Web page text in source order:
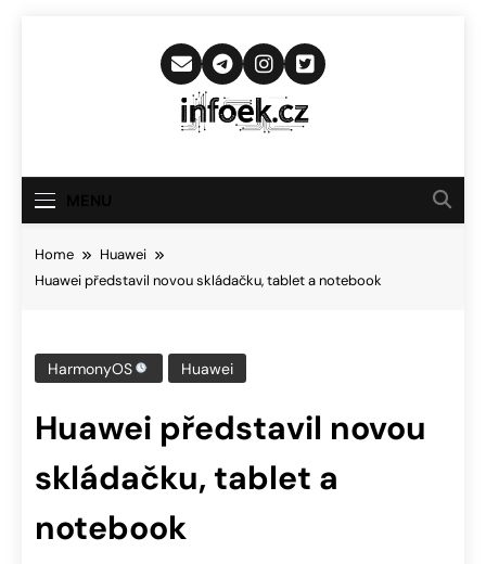
Infoek.cz
Novinkám
Home
Huawei
Huawei představil novou skládačku, tablet a notebook
HarmonyOS Huawei
Huawei představil novou
skládačku, tablet a
notebook